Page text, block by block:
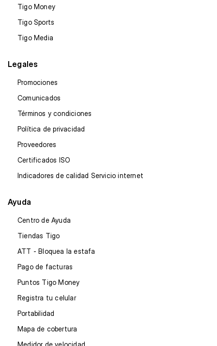
Tigo Money
Tigo Sports
Tigo Media
Legales
Promociones
Comunicados
Términos y condiciones
Política de privacidad
Proveedores
Certificados ISO
Indicadores de calidad Servicio internet
Ayuda
Centro de Ayuda
Tiendas Tigo
ATT - Bloquea la estafa
Pago de facturas
Puntos Tigo Money
Registra tu celular
Portabilidad
Mapa de cobertura